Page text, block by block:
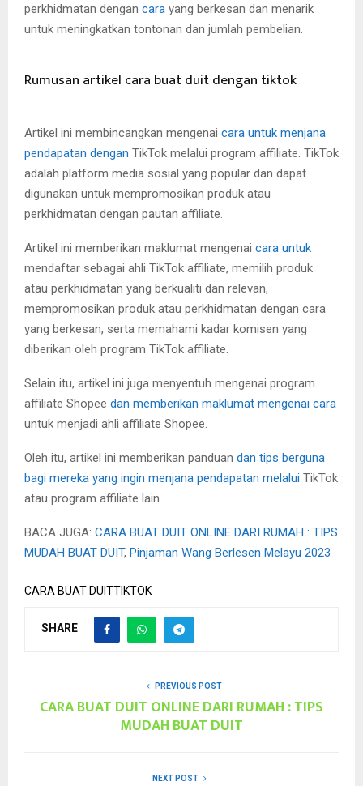
perkhidmatan dengan cara yang berkesan dan menarik
untuk meningkatkan tontonan dan jumlah pembelian.
Rumusan artikel cara buat duit dengan tiktok
Artikel ini membincangkan mengenai cara untuk menjana
pendapatan dengan TikTok melalui program affiliate. TikTok
adalah platform media sosial yang popular dan dapat
digunakan untuk mempromosikan produk atau
perkhidmatan dengan pautan affiliate.
Artikel ini memberikan maklumat mengenai cara untuk
mendaftar sebagai ahli TikTok affiliate, memilih produk
atau perkhidmatan yang berkualiti dan relevan,
mempromosikan produk atau perkhidmatan dengan cara
yang berkesan, serta memahami kadar komisen yang
diberikan oleh program TikTok affiliate.
Selain itu, artikel ini juga menyentuh mengenai program
affiliate Shopee dan memberikan maklumat mengenai cara
untuk menjadi ahli affiliate Shopee.
Oleh itu, artikel ini memberikan panduan dan tips berguna
bagi mereka yang ingin menjana pendapatan melalui TikTok
atau program affiliate lain.
BACA JUGA: CARA BUAT DUIT ONLINE DARI RUMAH : TIPS
MUDAH BUAT DUIT, Pinjaman Wang Berlesen Melayu 2023
CARA BUAT DUITTIKTOK
SHARE
PREVIOUS POST
CARA BUAT DUIT ONLINE DARI RUMAH : TIPS
MUDAH BUAT DUIT
NEXT POST